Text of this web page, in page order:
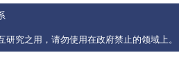
究之用，请勿使用在政府禁止的领域上。